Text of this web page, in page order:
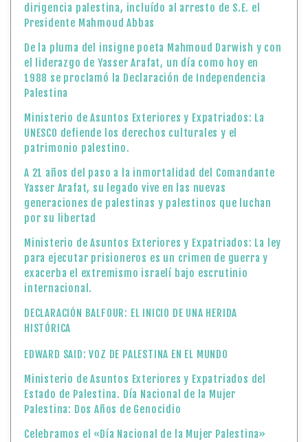
dirigencia palestina, incluído al arresto de S.E. el
Presidente Mahmoud Abbas
De la pluma del insigne poeta Mahmoud Darwish y con
el liderazgo de Yasser Arafat, un día como hoy en
1988 se proclamó la Declaración de Independencia
Palestina
Ministerio de Asuntos Exteriores y Expatriados: La
UNESCO defiende los derechos culturales y el
patrimonio palestino.
A 21 años del paso a la inmortalidad del Comandante
Yasser Arafat, su legado vive en las nuevas
generaciones de palestinas y palestinos que luchan
por su libertad
Ministerio de Asuntos Exteriores y Expatriados: La ley
para ejecutar prisioneros es un crimen de guerra y
exacerba el extremismo israelí bajo escrutinio
internacional.
DECLARACIÓN BALFOUR: EL INICIO DE UNA HERIDA
HISTÓRICA
EDWARD SAID: VOZ DE PALESTINA EN EL MUNDO
Ministerio de Asuntos Exteriores y Expatriados del
Estado de Palestina. Día Nacional de la Mujer
Palestina: Dos Años de Genocidio
Celebramos el «Día Nacional de la Mujer Palestina»